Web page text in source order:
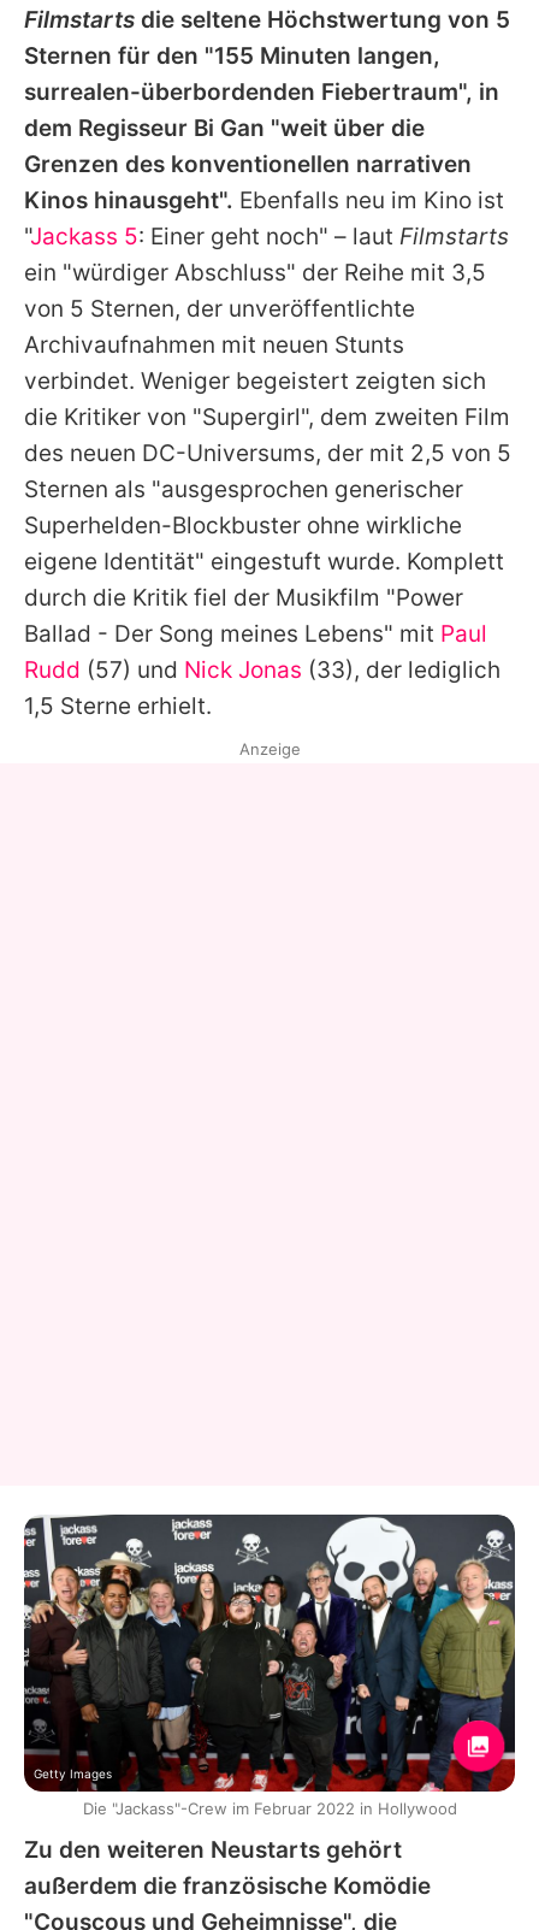
Filmstarts die seltene Höchstwertung von 5
Sternen für den "155 Minuten langen,
surrealen-überbordenden Fiebertraum", in
dem Regisseur Bi Gan "weit über die
Grenzen des konventionellen narrativen
Kinos hinausgeht". Ebenfalls neu im Kino ist
"Jackass 5: Einer geht noch" – laut Filmstarts
ein "würdiger Abschluss" der Reihe mit 3,5
von 5 Sternen, der unveröffentlichte
Archivaufnahmen mit neuen Stunts
verbindet. Weniger begeistert zeigten sich
die Kritiker von "Supergirl", dem zweiten Film
des neuen DC-Universums, der mit 2,5 von 5
Sternen als "ausgesprochen generischer
Superhelden-Blockbuster ohne wirkliche
eigene Identität" eingestuft wurde. Komplett
durch die Kritik fiel der Musikfilm "Power
Ballad - Der Song meines Lebens" mit Paul
Rudd (57) und Nick Jonas (33), der lediglich
1,5 Sterne erhielt.
Zu den weiteren Neustarts gehört
außerdem die französische Komödie
"Couscous und Geheimnisse", die
Anzeige
Getty Images
Die "Jackass"-Crew im Februar 2022 in Hollywood